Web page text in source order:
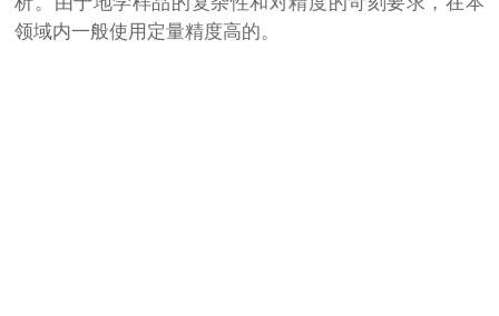
领域内一般使用定量精度高的。